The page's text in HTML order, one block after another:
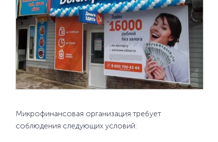
Микрофинансовая организация требует
соблюдения следующих условий: